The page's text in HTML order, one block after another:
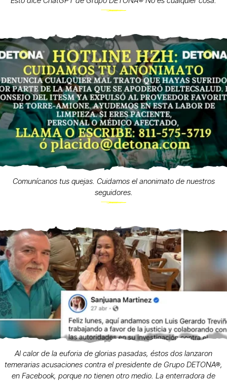
Comunícanos tus quejas. Cuidamos el anonimato de nuestros
seguidores.
Al calor de la euforia de glorias pasadas, éstos dos lanzaron
temerarias acusaciones contra el presidente de Grupo DETONA®,
en Facebook, porque no tienen otro medio. La enterradora de